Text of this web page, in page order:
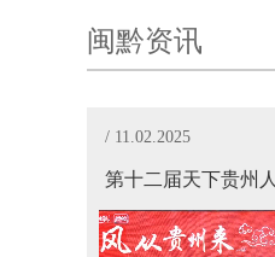
闽黔资讯
/ 11.02.2025